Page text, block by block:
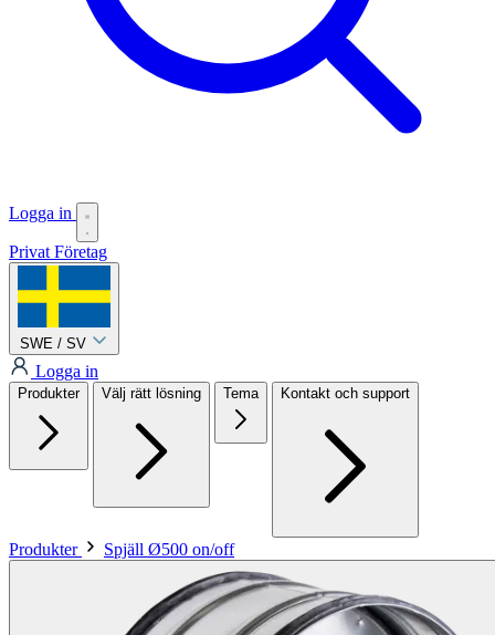
Logga in
Privat Företag
SWE / SV
Logga in
Produkter Välj rätt lösning Tema Kontakt och support
Produkter Spjäll Ø500 on/off